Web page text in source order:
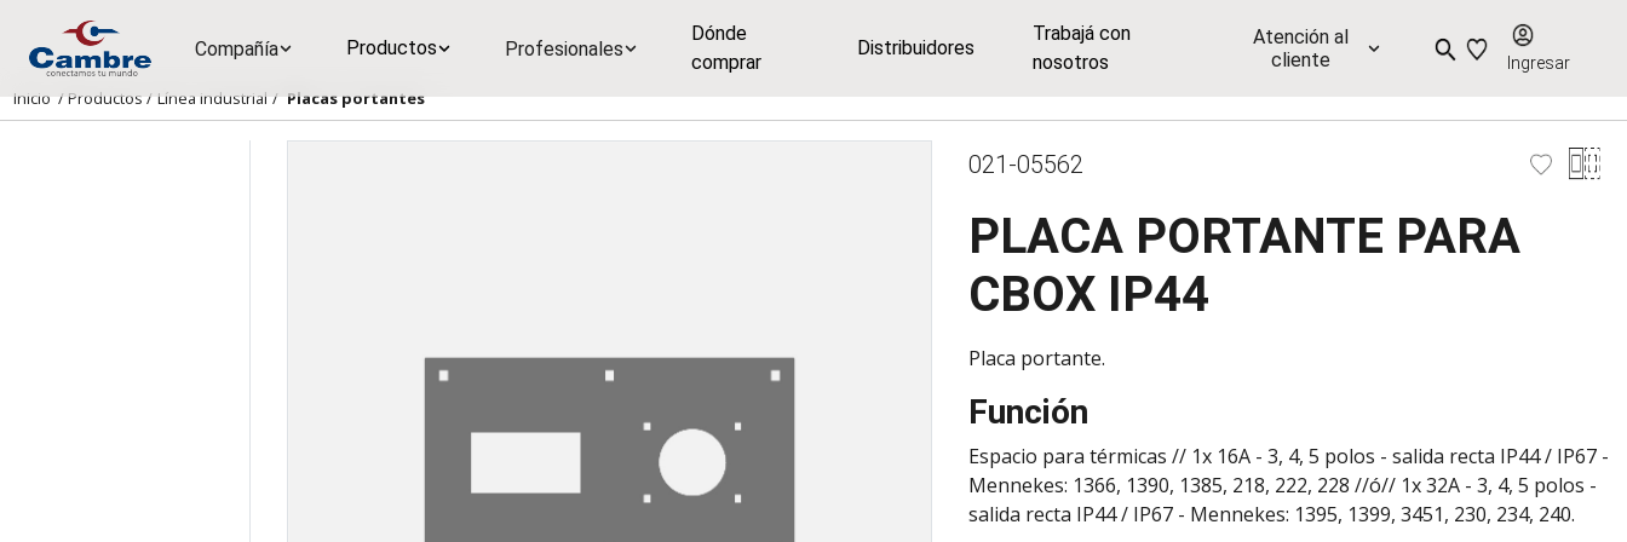
Compañía Productos Profesionales
Dónde
comprar
Distribuidores
Trabajá con
nosotros
Atención al
cliente
Ingresar
Inicio/Productos/ Línea industrial / Placas portantes
021-05562
PLACA PORTANTE PARA
CBOX IP44
Placa portante.
Función
Espacio para térmicas // 1x 16A - 3, 4, 5 polos - salida recta IP44 / IP67 -
Mennekes: 1366, 1390, 1385, 218, 222, 228 //ó// 1x 32A - 3, 4, 5 polos -
salida recta IP44 / IP67 - Mennekes: 1395, 1399, 3451, 230, 234, 240.